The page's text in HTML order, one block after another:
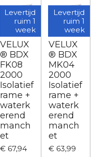
Levertijd
ruim 1
week
VELUX
® BDX
FK08
2000
Isolatief
rame +
waterk
erend
manch
et
€ 67,94
Levertijd
ruim 1
week
VELUX
® BDX
MK04
2000
Isolatief
rame +
waterk
erend
manch
et
€ 63,99